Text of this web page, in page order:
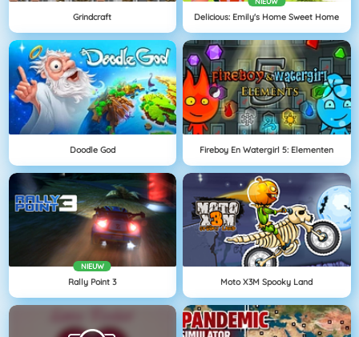
Grindcraft Delicious: Emily's Home Sweet Home
Doodle God Fireboy En Watergirl 5: Elementen
NIEUW
Rally Point 3 Moto X3M Spooky Land